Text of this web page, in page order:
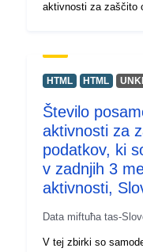
aktivnosti za zaščito
v formatu PC-Axis
lahko dostopate do
si ga lahko
podatkov za prikaz,
shranjevanje v
pregledovanje in
nekaj osnovnih
HTML HTML
Število
aktivnosti za
podatkov, ki
v zadnjih 3
aktivnosti,
Data miftuħa tas-
V tej zbirki so